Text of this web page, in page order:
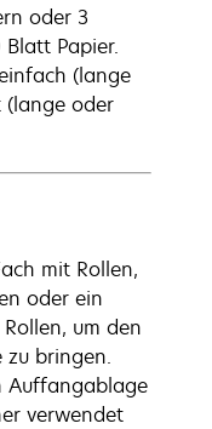
oder 3
Papier.
(lange
(lange oder
mit Rollen,
oder ein
um den
zu bringen.
Auffangablage
verwendet